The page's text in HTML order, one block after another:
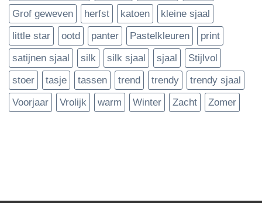
Grof geweven
herfst katoen
kleine sjaal
little star
ootd panter Pastelkleuren
print
satijnen sjaal
silk silk sjaal sjaal
Stijlvol
stoer
tasje tassen trend trendy
trendy sjaal
Voorjaar
Vrolijk warm Winter Zacht Zomer